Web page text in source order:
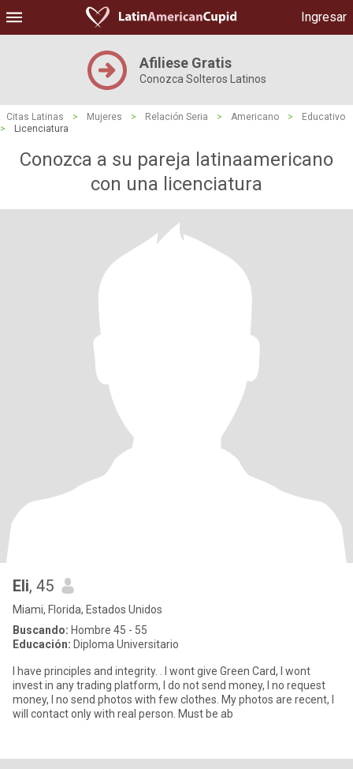
Ingresar
Afiliese Gratis
Conozca Solteros Latinos
Citas Latinas > Mujeres > Relación Seria > Americano >
Educativo
>
Licenciatura
Conozca a su pareja latinaamericano
con una licenciatura
Eli, 45
Miami, Florida, Estados Unidos
Buscando: Hombre 45 - 55
Educación: Diploma Universitario
I have principles and integrity. . I wont give Green Card, I wont
invest in any trading platform, I do not send money, I no request
money, I no send photos with few clothes. My photos are recent, I
will contact only with real person. Must be ab